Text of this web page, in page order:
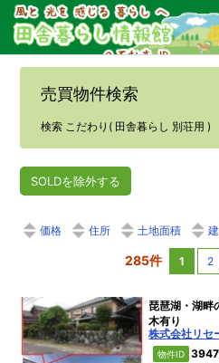
売買物件検索
検索 こだわり( 田舎暮らし 別荘用 )
SOLDを除外する
価格 住所 土地面積
285件 1 2
琵琶湖・湖畔
木有り
株式会社リセ
物件ID